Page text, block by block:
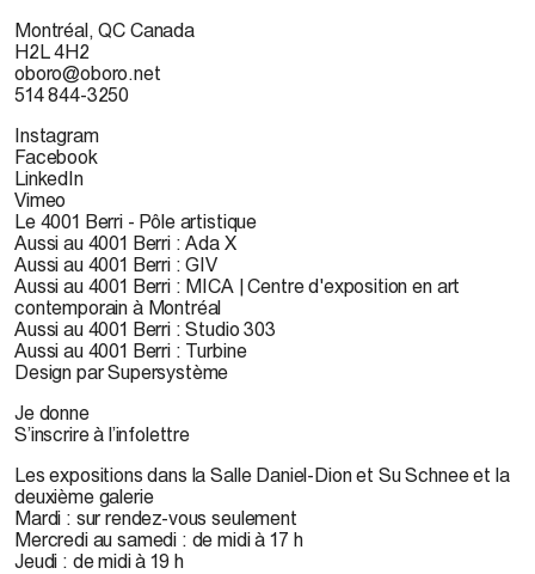
Montréal, QC Canada
H2L 4H2
oboro@oboro.net
514 844-3250
Instagram
Facebook
LinkedIn
Vimeo
Le 4001 Berri - Pôle artistique
Aussi au 4001 Berri : Ada X
Aussi au 4001 Berri : GIV
Aussi au 4001 Berri : MICA | Centre d'exposition en art
contemporain à Montréal
Aussi au 4001 Berri : Studio 303
Aussi au 4001 Berri : Turbine
Design par Supersystème
Je donne
S’inscrire à l’infolettre
Les expositions dans la Salle Daniel-Dion et Su Schnee et la
deuxième galerie
Mardi : sur rendez-vous seulement
Mercredi au samedi : de midi à 17 h
Jeudi : de midi à 19 h